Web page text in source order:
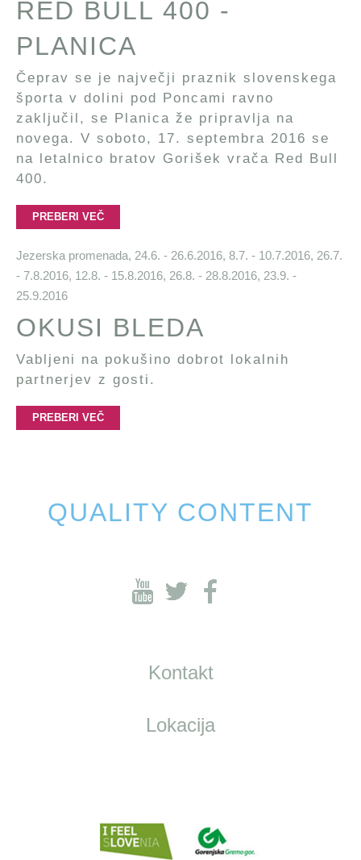
RED BULL 400 -
PLANICA
Čeprav se je največji praznik slovenskega
športa v dolini pod Poncami ravno
zaključil, se Planica že pripravlja na
novega. V soboto, 17. septembra 2016 se
na letalnico bratov Gorišek vrača Red Bull
400.
PREBERI VEČ
Jezerska promenada, 24.6. - 26.6.2016, 8.7. - 10.7.2016, 26.7.
- 7.8.2016, 12.8. - 15.8.2016, 26.8. - 28.8.2016, 23.9. -
25.9.2016
OKUSI BLEDA
Vabljeni na pokušino dobrot lokalnih
partnerjev z gosti.
PREBERI VEČ
QUALITY CONTENT
Kontakt
Lokacija